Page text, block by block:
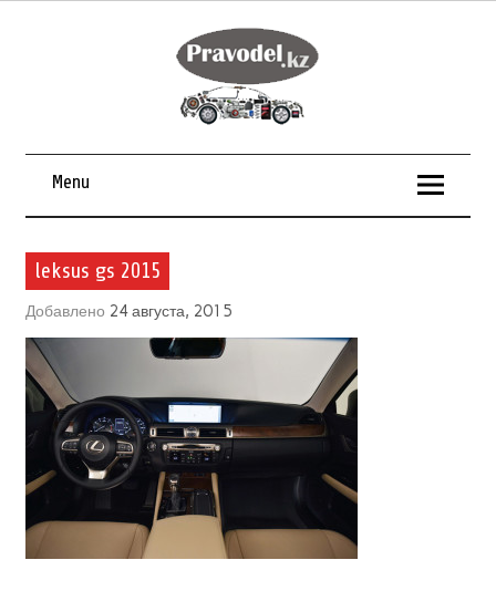
Menu
leksus gs 2015
Добавлено 24 августа, 2015